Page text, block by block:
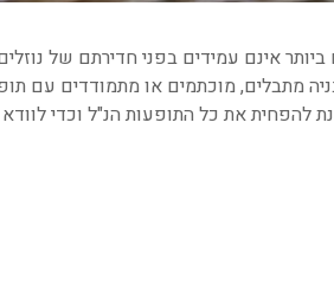
ביותר אינם עמידים בפני חדירתם של
מתבלים, מוכתמים או מתמודדים עם
להפחית את כל התופעות הנ"ל וכדי